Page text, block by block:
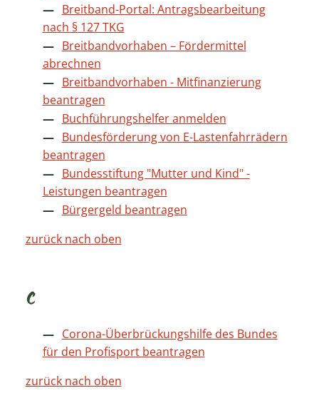
Breitband-Portal: Antragsbearbeitung
nach § 127 TKG
Breitbandvorhaben – Fördermittel
abrechnen
Breitbandvorhaben - Mitfinanzierung
beantragen
Buchführungshelfer anmelden
Bundesförderung von E-Lastenfahrrädern
beantragen
Bundesstiftung "Mutter und Kind" -
Leistungen beantragen
Bürgergeld beantragen
zurück nach oben
C
Corona-Überbrückungshilfe des Bundes
für den Profisport beantragen
zurück nach oben